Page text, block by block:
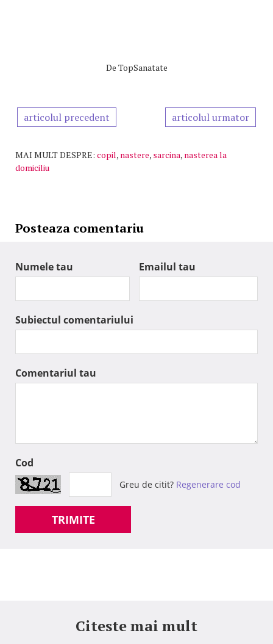
De TopSanatate
articolul precedent articolul urmator
MAI MULT DESPRE: copil, nastere, sarcina, nasterea la
domiciliu
Posteaza comentariu
Numele tau Emailul tau
Subiectul comentariului
Comentariul tau
Cod
Greu de citit? Regenerare cod
TRIMITE
Citeste mai mult